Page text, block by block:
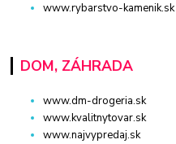
www.rybarstvo-kamenik.sk
DOM, ZÁHRADA
www.dm-drogeria.sk
www.kvalitnytovar.sk
www.najvypredaj.sk